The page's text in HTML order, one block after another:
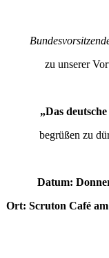
zu unserer
„Das
begrüßen zu
Datum:
Ort: Scruton Café